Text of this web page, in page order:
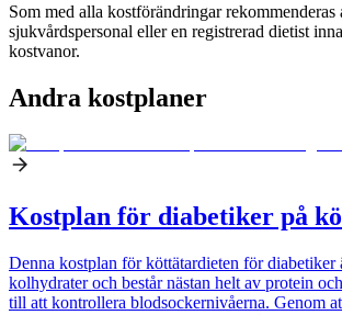
Som med alla kostförändringar rekommenderas
sjukvårdspersonal eller en registrerad dietist
kostvanor.
Andra kostplaner
Kostplan för diabetiker på
Denna kostplan för köttätardieten för diabetiker
kolhydrater och består nästan helt av protein
till att kontrollera blodsockernivåerna. Genom